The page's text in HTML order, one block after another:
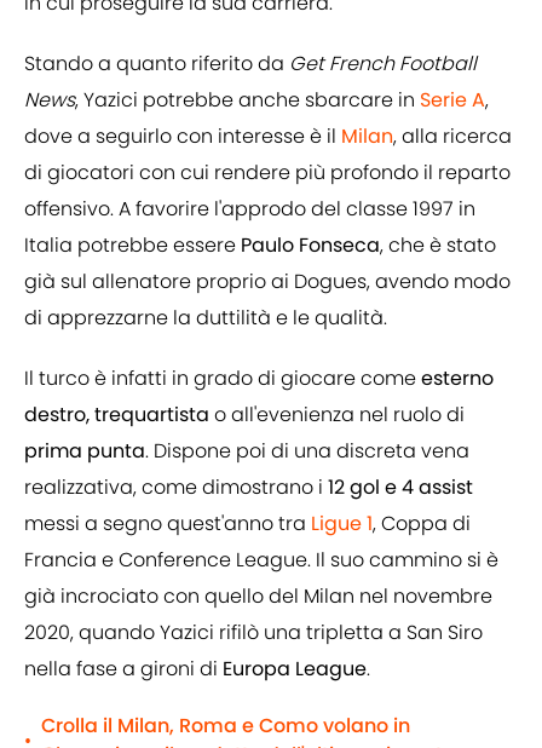
Stando a quanto riferito da Get French Football
News, Yazici potrebbe anche sbarcare in Serie A,
dove a seguirlo con interesse è il Milan, alla ricerca
di giocatori con cui rendere più profondo il reparto
offensivo. A favorire l'approdo del classe 1997 in
Italia potrebbe essere Paulo Fonseca, che è stato
già sul allenatore proprio ai Dogues, avendo modo
di apprezzarne la duttilità e le qualità.
Il turco è infatti in grado di giocare comeesterno
destro, trequartista o all'evenienza nel ruolo di
prima punta. Dispone poi di una discreta vena
realizzativa, come dimostrano i 12 gol e 4 assist
messi a segno quest'anno tra Ligue 1, Coppa di
Francia e Conference League. Il suo cammino si è
già incrociato con quello del Milan nel novembre
2020, quando Yazici rifilò una tripletta a San Siro
nella fase a gironi di Europa League.
•
Crolla il Milan, Roma e Como volano in